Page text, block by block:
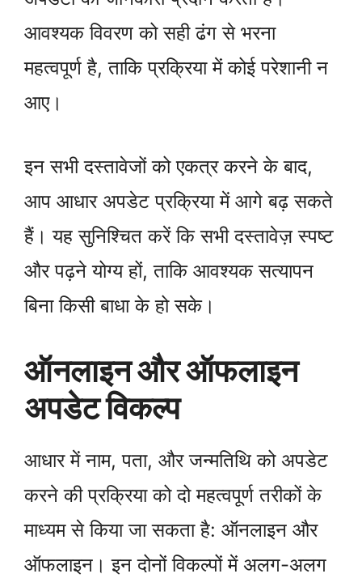
आवश्यक विवरण को सही ढंग से भरना
महत्वपूर्ण है, ताकि प्रक्रिया में कोई परेशानी न
आए।
इन सभी दस्तावेजों को एकत्र करने के बाद,
आप आधार अपडेट प्रक्रिया में आगे बढ़ सकते
हैं। यह सुनिश्चित करें कि सभी दस्तावेज़ स्पष्ट
और पढ़ने योग्य हों, ताकि आवश्यक सत्यापन
बिना किसी बाधा के हो सके।
ऑनलाइन और ऑफलाइन
अपडेट विकल्प
आधार में नाम, पता, और जन्मतिथि को अपडेट
करने की प्रक्रिया को दो महत्वपूर्ण तरीकों के
माध्यम से किया जा सकता है: ऑनलाइन और
ऑफलाइन। इन दोनों विकल्पों में अलग-अलग